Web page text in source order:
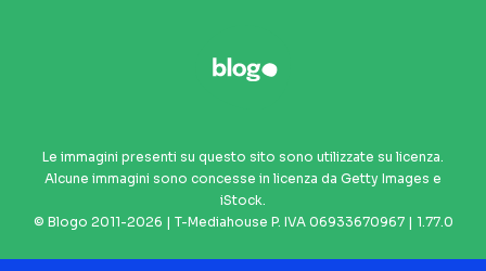
Le immagini presenti su questo sito sono utilizzate su licenza.
Alcune immagini sono concesse in licenza da Getty Images e
iStock.
© Blogo 2011-2026 | T-Mediahouse P. IVA 06933670967 | 1.77.0